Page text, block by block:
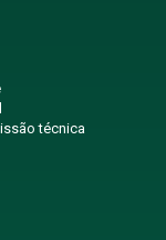
técnica